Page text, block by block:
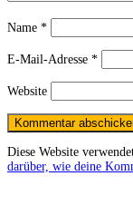
Name *
E-Mail-Adresse *
Website
Diese Website
darüber, wie deine